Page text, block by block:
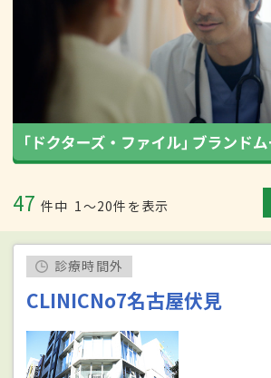
47 件中 1〜20件を表示
診療時間外
CLINICNo7名古屋伏見